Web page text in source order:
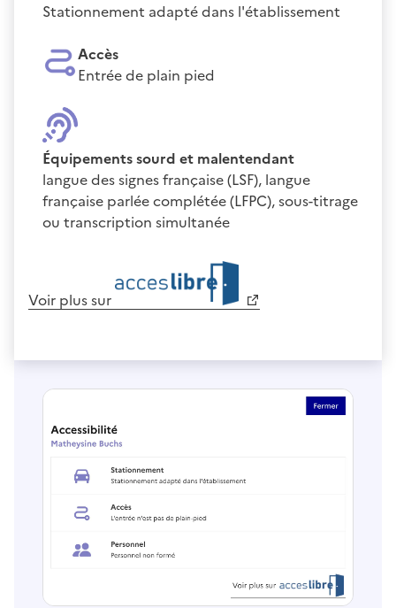
Stationnement adapté dans l'établissement
Accès
Entrée de plain pied
Équipements sourd et malentendant
langue des signes française (LSF), langue
française parlée complétée (LFPC), sous-titrage
ou transcription simultanée
Voir plus sur